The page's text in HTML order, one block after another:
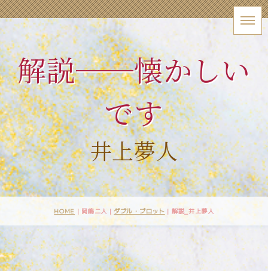
解説──懐かしい
です
井上夢人
HOME | 岡嶋二人 |ダブル・プロット | 解説_井上夢人